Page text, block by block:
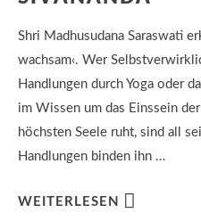
Shri Madhusudana Saraswati
wachsam‹. Wer
Handlungen durch Yoga oder
im Wissen um das Einssein
höchsten Seele ruht, sind all
Handlungen binden ihn …
WEITERLESEN